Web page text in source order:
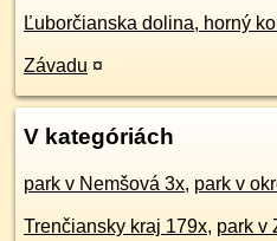
Ľuborčianska dolina, horný
Závadu ¤
V kategóriách
park v Nemšová 3x, park v
Trenčiansky kraj 179x, park v